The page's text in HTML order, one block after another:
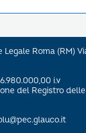
Legale Roma (RM)
i.v
del Registro